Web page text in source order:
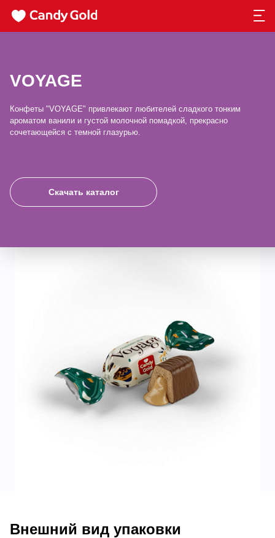
VOYAGE
Конфеты "VOYAGE" привлекают любителей сладкого тонким
ароматом ванили и густой молочной помадкой, прекрасно
сочетающейся с темной глазурью.
Скачать каталог
Внешний вид упаковки